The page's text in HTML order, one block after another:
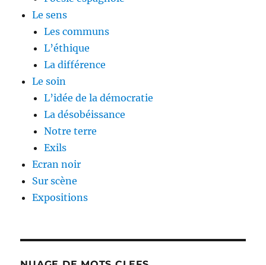
Le sens
Les communs
L’éthique
La différence
Le soin
L’idée de la démocratie
La désobéissance
Notre terre
Exils
Ecran noir
Sur scène
Expositions